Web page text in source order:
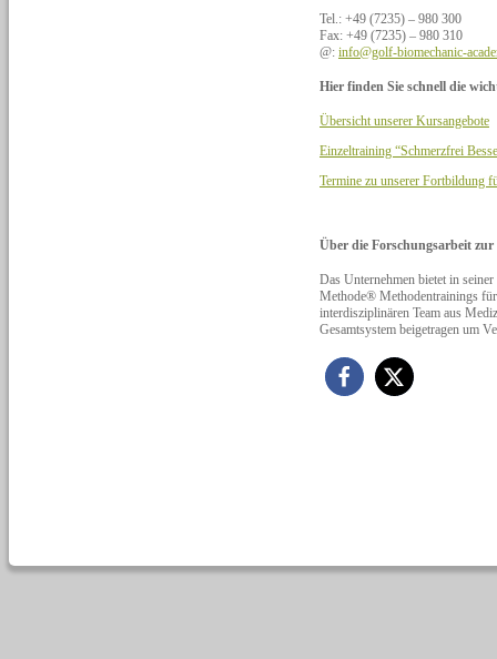
Tel.: +49 (7235) – 980 300
Fax: +49 (7235) – 980 310
@: info@golf-biomechanic-
Hier finden Sie schnell die
Übersicht unserer Kursangebote
Einzeltraining “Schmerzfrei
Termine zu unserer Fortbildung
Über die Forschungsarbeit
Das Unternehmen bietet in
Methode® Methodentrainings für
interdisziplinären Team aus
Gesamtsystem beigetragen um